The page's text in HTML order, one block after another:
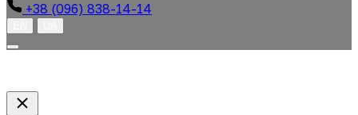
+38 (096) 838-14-14